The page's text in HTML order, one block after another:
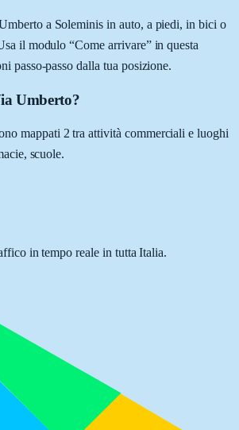
a Soleminis in auto, a piedi, in bici o
il modulo “Come arrivare” in questa
passo-passo dalla tua posizione.
Umberto?
mappati 2 tra attività commerciali e luoghi
scuole.
in tempo reale in tutta Italia.